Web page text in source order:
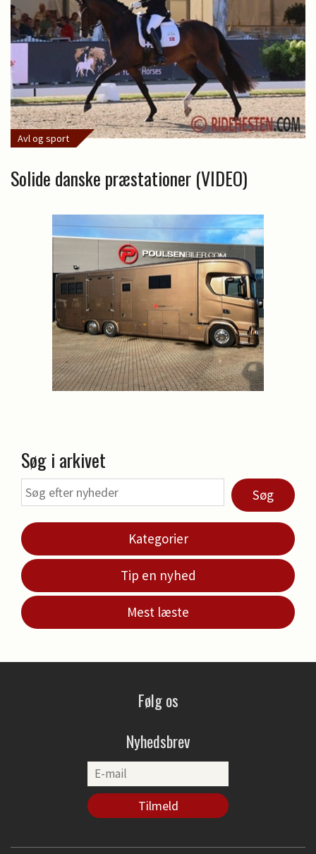
Avl og sport
Solide danske præstationer (VIDEO)
Søg i arkivet
Søg
Kategorier
Tip en nyhed
Mest læste
Følg os
Nyhedsbrev